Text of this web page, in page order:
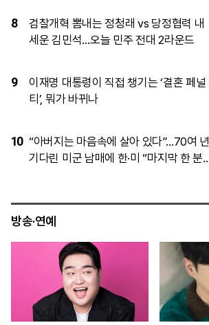
3
폭염 속 대전·당진 정전…1200여세대 ‘찜
통 불편’
4
김민석이 이겼다…與 제주·인천 당원투표
서 승리
5
이임생, 홍명보 발탁 독박 의혹에 정면 반
박…“정몽규 지시대로 했을뿐”
방송·연예